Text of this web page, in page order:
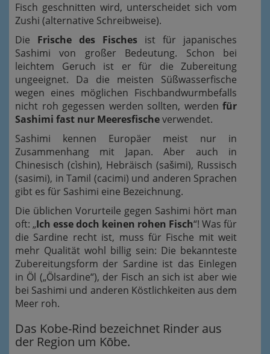
Fisch geschnitten wird, unterscheidet sich vom
Zushi (alternative Schreibweise).
Die Frische des Fisches ist für japanisches
Sashimi von großer Bedeutung. Schon bei
leichtem Geruch ist er für die Zubereitung
ungeeignet. Da die meisten Süßwasserfische
wegen eines möglichen Fischbandwurmbefalls
nicht roh gegessen werden sollten, werden für
Sashimi fast nur Meeresfischeverwendet.
Sashimi kennen Europäer meist nur in
Zusammenhang mit Japan. Aber auch in
Chinesisch (cìshin), Hebräisch (sašimi), Russisch
(sasimi), in Tamil (cacimi) und anderen Sprachen
gibt es für Sashimi eine Bezeichnung.
Die üblichen Vorurteile gegen Sashimi hört man
oft: „Ich esse doch keinen rohen Fisch“! Was für
die Sardine recht ist, muss für Fische mit weit
mehr Qualität wohl billig sein: Die bekannteste
Zubereitungsform der Sardine ist das Einlegen
in Öl („Ölsardine“), der Fisch an sich ist aber wie
bei Sashimi und anderen Köstlichkeiten aus dem
Meer roh.
Das Kobe-Rind bezeichnet Rinder aus
der Region um Kōbe.